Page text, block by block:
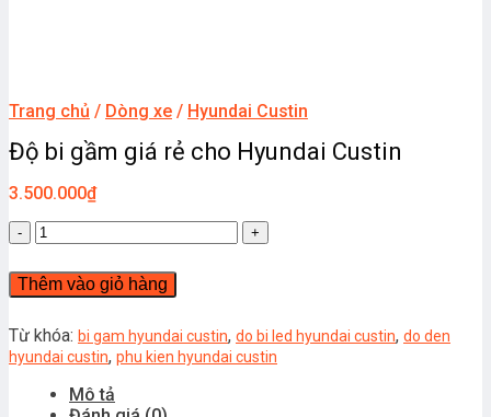
Trang chủ / Dòng xe / Hyundai Custin
Độ bi gầm giá rẻ cho Hyundai Custin
3.500.000₫
Độ
bi
gầm
giá
cho
Hyundai
số
Thêm vào giỏ hàng
Từ khóa: bi gam hyundai custin, do bi led hyundai custin, do den
hyundai custin, phu kien hyundai custin
Mô tả